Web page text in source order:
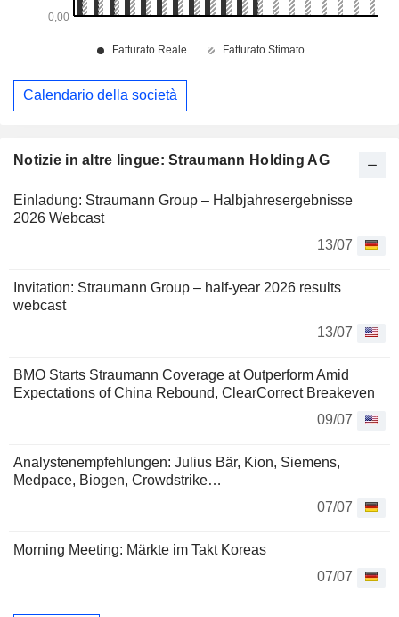
Notizie in altre lingue: Straumann Holding AG
Einladung: Straumann Group – Halbjahresergebnisse
2026 Webcast
13/07
Invitation: Straumann Group – half-year 2026 results
webcast
13/07
BMO Starts Straumann Coverage at Outperform Amid
Expectations of China Rebound, ClearCorrect Breakeven
09/07
Analystenempfehlungen: Julius Bär, Kion, Siemens,
Medpace, Biogen, Crowdstrike…
07/07
Morning Meeting: Märkte im Takt Koreas
07/07
Calendario della società